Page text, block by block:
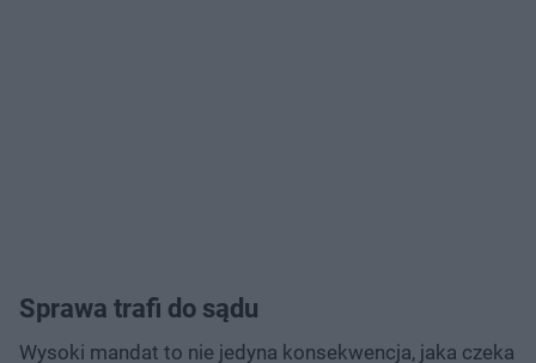
Sprawa trafi do sądu
Wysoki mandat to nie jedyna konsekwencja, jaka czeka